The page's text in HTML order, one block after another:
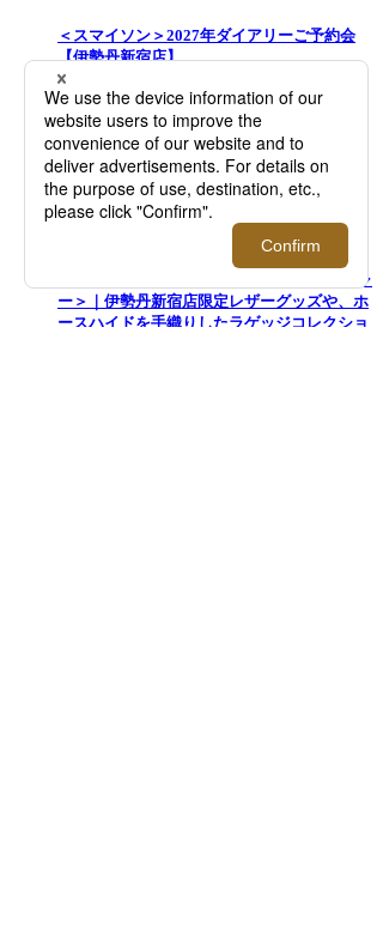
＜スマイソン＞2027年ダイアリーご予約会
【伊勢丹新宿店】
＜ジ・ウォームスクラフツ マニュファクチャ
ー＞｜伊勢丹新宿店限定レザーグッズや、ホ
ースハイドを手織りしたラゲッジコレクショ